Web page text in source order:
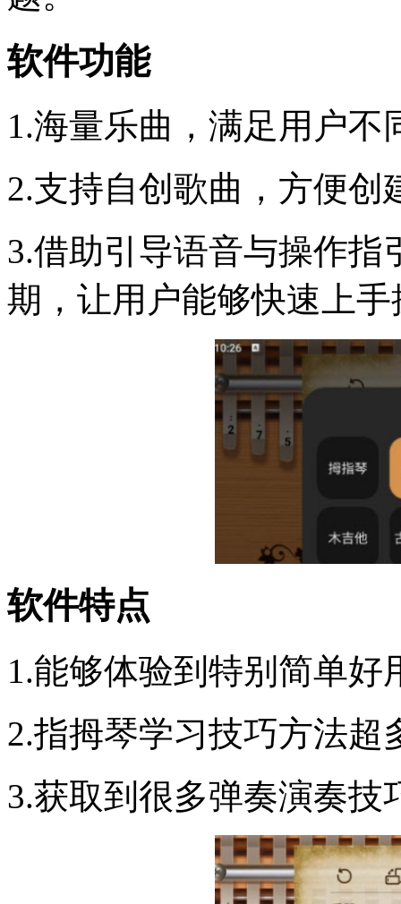
软件功能
1.海量乐曲，满足用户不
2.支持自创歌曲，方便创
3.借助引导语音与操作指
期，让用户能够快速上手
软件特点
1.能够体验到特别简单好
2.指拇琴学习技巧方法超
3.获取到很多弹奏演奏技